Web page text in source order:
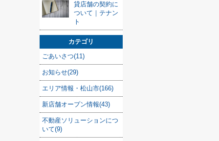
貸店舗の契約に
ついて｜テナン
ト
カテゴリ
ごあいさつ(11)
お知らせ(29)
エリア情報・松山市(166)
新店舗オープン情報(43)
不動産ソリューションにつ
いて(9)